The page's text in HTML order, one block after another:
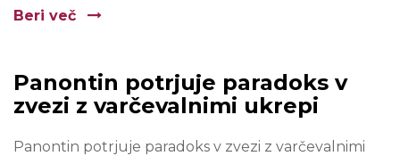
Beri več
Panontin potrjuje paradoks v
zvezi z varčevalnimi ukrepi
Panontin potrjuje paradoks v zvezi z varčevalnimi